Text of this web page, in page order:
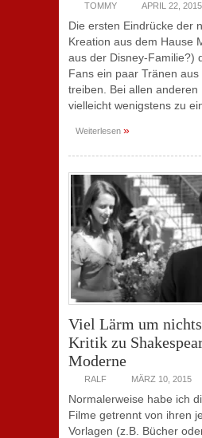
TOMMY APRIL 22, 2015
Die ersten Eindrücke der
Kreation aus dem Hause
aus der Disney-Familie?)
Fans ein paar Tränen aus
treiben. Bei allen anderen
vielleicht wenigstens zu
Weiterlesen »
Viel Lärm um
Kritik zu
Moderne
RALF MÄRZ 10, 2015
Normalerweise habe ich
Filme getrennt von ihren
Vorlagen (z.B. Bücher